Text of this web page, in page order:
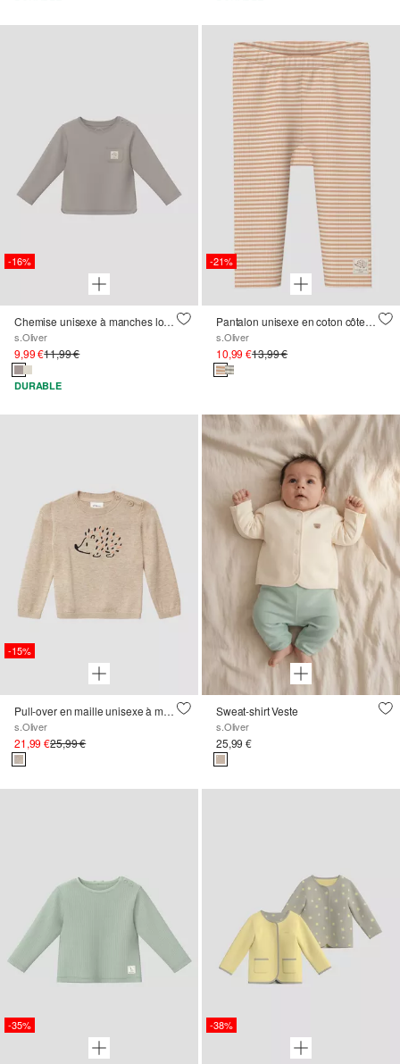
-16%
Chemise unisexe à manches longues avec poche poitrine
s.Oliver
9,99 €11,99 €
DURABLE
-21%
Pantalon unisexe en coton côtelé rayé
s.Oliver
10,99 €13,99 €
-15%
Pull-over en maille unisexe à motif hérisson brodé
s.Oliver
21,99 €25,99 €
Sweat-shirt Veste
s.Oliver
25,99 €
-35% -38%